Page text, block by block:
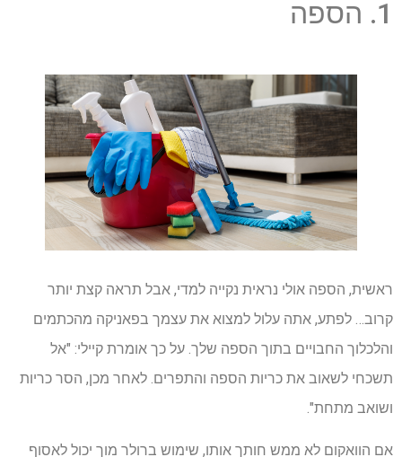
1. הספה
ראשית, הספה אולי נראית נקייה למדי, אבל תראה קצת יותר
קרוב… לפתע, אתה עלול למצוא את עצמך בפאניקה מהכתמים
והלכלוך החבויים בתוך הספה שלך. על כך אומרת קיילי: "אל
תשכחי לשאוב את כריות הספה והתפרים. לאחר מכן, הסר כריות
ושואב מתחת".
אם הוואקום לא ממש חותך אותו, שימוש ברולר מוך יכול לאסוף